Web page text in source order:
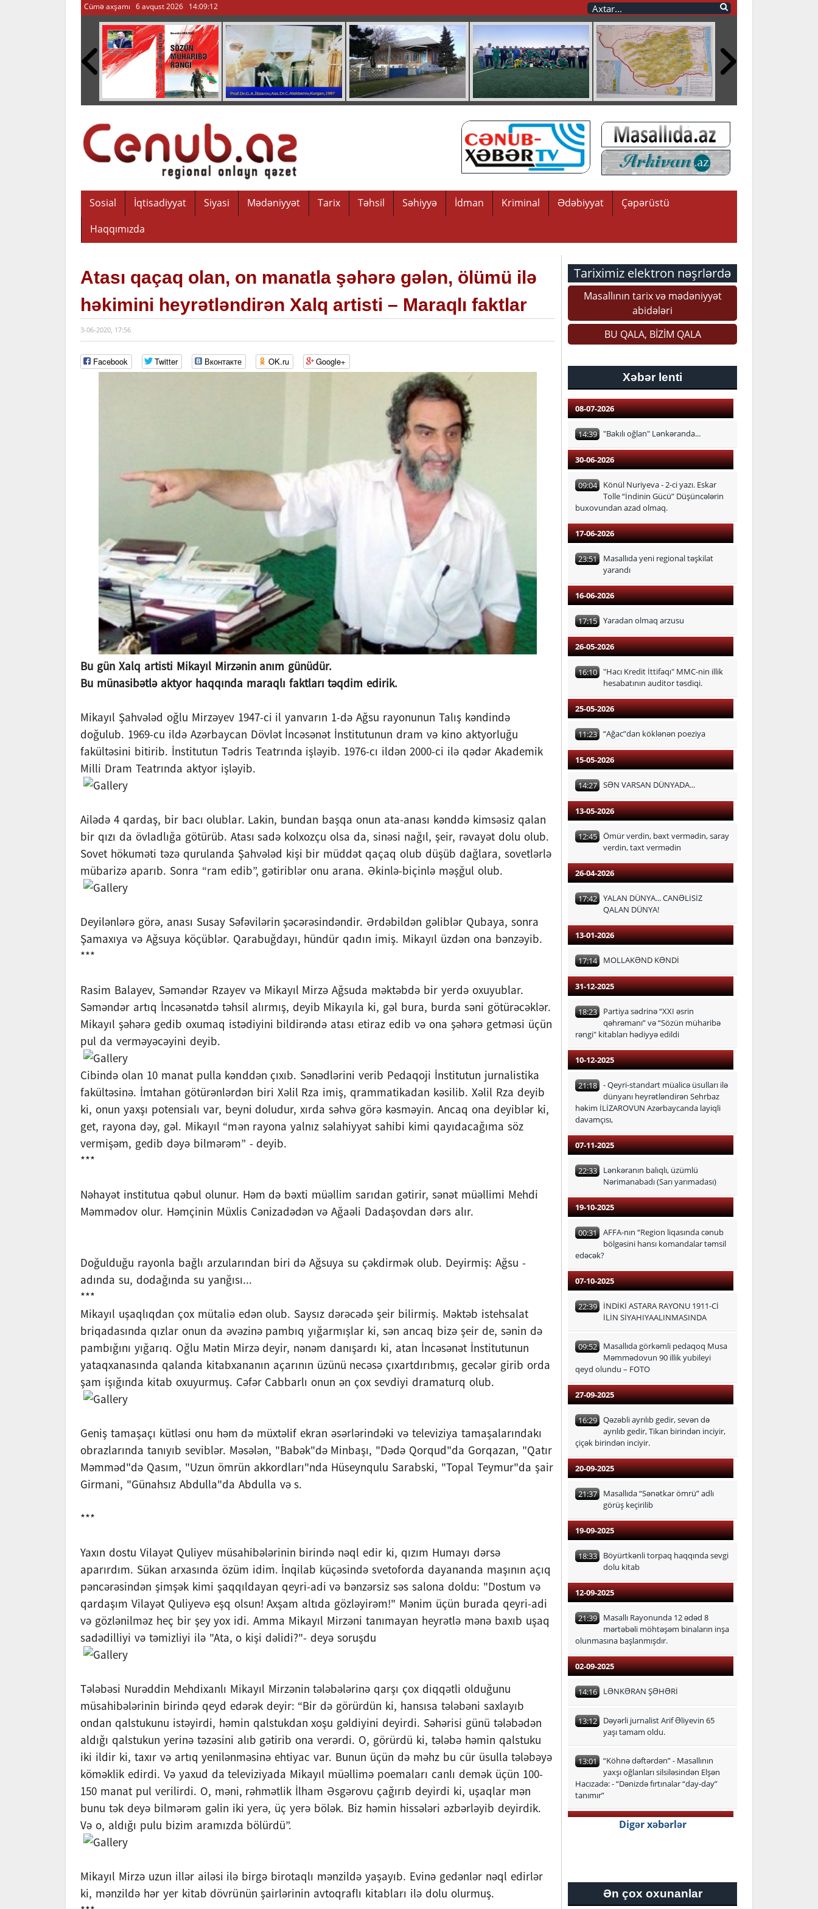
Cümə axşamı 6 avqust 2026 14:09:13
Sosial İqtisadiyyat Siyasi Mədəniyyət Tarix Təhsil Səhiyyə İdman Kriminal Ədəbiyyat
Çəpərüstü
Haqqımızda
Atası qaçaq olan, on manatla şəhərə gələn, ölümü ilə
həkimini heyrətləndirən Xalq artisti – Maraqlı faktlar
3-06-2020, 17:56
Facebook Twitter Вконтакте OK.ru Google+
Bu gün Xalq artisti Mikayıl Mirzənin anım günüdür.
Bu münasibətlə aktyor haqqında maraqlı faktları təqdim edirik.
Mikayıl Şahvələd oğlu Mirzəyev 1947-ci il yanvarın 1-də Ağsu rayonunun Talış kəndində
doğulub. 1969-cu ildə Azərbaycan Dövlət İncəsənət İnstitutunun dram və kino aktyorluğu
fakültəsini bitirib. İnstitutun Tədris Teatrında işləyib. 1976-cı ildən 2000-ci ilə qədər Akademik
Milli Dram Teatrında aktyor işləyib.
Ailədə 4 qardaş, bir bacı olublar. Lakin, bundan başqa onun ata-anası kənddə kimsəsiz qalan
bir qızı da övladlığa götürüb. Atası sadə kolxozçu olsa da, sinəsi nağıl, şeir, rəvayət dolu olub.
Sovet hökuməti təzə qurulanda Şahvələd kişi bir müddət qaçaq olub düşüb dağlara, sovetlərlə
mübarizə aparıb. Sonra “ram edib”, gətiriblər onu arana. Əkinlə-biçinlə məşğul olub.
Deyilənlərə görə, anası Susay Səfəvilərin şəcərəsindəndir. Ərdəbildən gəliblər Qubaya, sonra
Şamaxıya və Ağsuya köçüblər. Qarabuğdayı, hündür qadın imiş. Mikayıl üzdən ona bənzəyib.
***
Rasim Balayev, Səməndər Rzayev və Mikayıl Mirzə Ağsuda məktəbdə bir yerdə oxuyublar.
Səməndər artıq İncəsənətdə təhsil alırmış, deyib Mikayıla ki, gəl bura, burda səni götürəcəklər.
Mikayıl şəhərə gedib oxumaq istədiyini bildirəndə atası etiraz edib və ona şəhərə getməsi üçün
pul da verməyəcəyini deyib.
Cibində olan 10 manat pulla kənddən çıxıb. Sənədlərini verib Pedaqoji İnstitutun jurnalistika
fakültəsinə. İmtahan götürənlərdən biri Xəlil Rza imiş, qrammatikadan kəsilib. Xəlil Rza deyib
ki, onun yaxşı potensialı var, beyni doludur, xırda səhvə görə kəsməyin. Ancaq ona deyiblər ki,
get, rayona dəy, gəl. Mikayıl “mən rayona yalnız səlahiyyət sahibi kimi qayıdacağıma söz
vermişəm, gedib dəyə bilmərəm” - deyib.
***
Nəhayət institutua qəbul olunur. Həm də bəxti müəllim sarıdan gətirir, sənət müəllimi Mehdi
Məmmədov olur. Həmçinin Müxlis Cənizadədən və Ağaəli Dadaşovdan dərs alır.
Doğulduğu rayonla bağlı arzularından biri də Ağsuya su çəkdirmək olub. Deyirmiş: Ağsu -
adında su, dodağında su yanğısı...
***
Mikayıl uşaqlıqdan çox mütaliə edən olub. Saysız dərəcədə şeir bilirmiş. Məktəb istehsalat
briqadasında qızlar onun da əvəzinə pambıq yığarmışlar ki, sən ancaq bizə şeir de, sənin də
pambığını yığarıq. Oğlu Mətin Mirzə deyir, nənəm danışardı ki, atan İncəsənət İnstitutunun
yataqxanasında qalanda kitabxananın açarının üzünü necəsə çıxartdırıbmış, gecələr girib orda
şam işığında kitab oxuyurmuş. Cəfər Cabbarlı onun ən çox sevdiyi dramaturq olub.
Geniş tamaşaçı kütləsi onu həm də müxtəlif ekran əsərlərindəki və televiziya tamaşalarındakı
obrazlarında tanıyıb seviblər. Məsələn, "Babək"də Minbaşı, "Dədə Qorqud"da Gorqazan, "Qatır
Məmməd"də Qasım, "Uzun ömrün akkordları"nda Hüseynqulu Sarabski, "Topal Teymur"da şair
Girmani, "Günahsız Abdulla"da Abdulla və s.
***
Yaxın dostu Vilayət Quliyev müsahibələrinin birində nəql edir ki, qızım Humayı dərsə
aparırdım. Sükan arxasında özüm idim. İnqilab küçəsində svetoforda dayananda maşının açıq
pəncərəsindən şimşək kimi şaqqıldayan qeyri-adi və bənzərsiz səs salona doldu: "Dostum və
qardaşım Vilayət Quliyevə eşq olsun! Axşam altıda gözləyirəm!" Mənim üçün burada qeyri-adi
və gözlənilməz heç bir şey yox idi. Amma Mikayıl Mirzəni tanımayan heyrətlə mənə baxıb uşaq
sadədilliyi və təmizliyi ilə "Ata, o kişi dəlidi?"- deyə soruşdu
Tələbəsi Nurəddin Mehdixanlı Mikayıl Mirzənin tələbələrinə qarşı çox diqqətli olduğunu
müsahibələrinin birində qeyd edərək deyir: “Bir də görürdün ki, hansısa tələbəni saxlayıb
ondan qalstukunu istəyirdi, həmin qalstukdan xoşu gəldiyini deyirdi. Səhərisi günü tələbədən
aldığı qalstukun yerinə təzəsini alıb gətirib ona verərdi. O, görürdü ki, tələbə həmin qalstuku
iki ildir ki, taxır və artıq yenilənməsinə ehtiyac var. Bunun üçün də məhz bu cür üsulla tələbəyə
köməklik edirdi. Və yaxud da televiziyada Mikayıl müəllimə poemaları canlı demək üçün 100-
150 manat pul verilirdi. O, məni, rəhmətlik İlham Əsgərovu çağırıb deyirdi ki, uşaqlar mən
bunu tək deyə bilmərəm gəlin iki yerə, üç yerə bölək. Biz həmin hissələri əzbərləyib deyirdik.
Və o, aldığı pulu bizim aramızda bölürdü”.
Mikayıl Mirzə uzun illər ailəsi ilə birgə birotaqlı mənzildə yaşayıb. Evinə gedənlər nəql edirlər
ki, mənzildə hər yer kitab dövrünün şairlərinin avtoqraflı kitabları ilə dolu olurmuş.
Tariximiz elektron nəşrlərdə
Masallının tarix və mədəniyyət
abidələri
BU QALA, BİZİM QALA
Xəbər lenti
08-07-2026
14:39 "Bakılı oğlan" Lənkəranda...
30-06-2026
09:04
Könül Nuriyeva - 2-ci yazı. Eskar
Tolle “İndinin Gücü” Düşüncələrin
buxovundan azad olmaq.
17-06-2026
23:51
Masallıda yeni regional təşkilat
yarandı
16-06-2026
17:15 Yaradan olmaq arzusu
26-05-2026
16:10 "Hacı Kredit İttifaqı" MMC-nin illik
hesabatının auditor təsdiqi.
25-05-2026
11:23 “Ağac”dan köklənən poeziya
15-05-2026
14:27 SƏN VARSAN DÜNYADA...
13-05-2026
12:45 Ömür verdin, bəxt vermədin, saray
verdin, taxt vermədin
26-04-2026
17:42 YALAN DÜNYA... CANƏLİSİZ
QALAN DÜNYA!
13-01-2026
17:14 MOLLAKƏND KƏNDİ
31-12-2025
18:23
Partiya sədrinə “XXI əsrin
qəhrəmanı” və “Sözün müharibə
rəngi" kitabları hədiyyə edildi
10-12-2025
21:18 - Qeyri-standart müalicə üsulları ilə
dünyanı heyrətləndirən Sehrbaz
həkim İLİZAROVUN Azərbaycanda layiqli
davamçısı,
07-11-2025
22:33
Lənkəranın balıqlı, üzümlü
Nərimanabadı (Sarı yarımadası)
19-10-2025
00:31 AFFA-nın “Region liqasında cənub
bölgəsini hansı komandalar təmsil
edəcək?
07-10-2025
22:39
İNDİKİ ASTARA RAYONU 1911-Cİ
İLİN SİYAHIYAALINMASINDA
09:52
Masallıda görkəmli pedaqoq Musa
Məmmədovun 90 illik yubileyi
qeyd olundu – FOTO
27-09-2025
16:29 Qəzəbli ayrılıb gedir, sevən də
ayrılıb gedir, Tikan birindən inciyir,
çiçək birindən inciyir.
20-09-2025
21:37
Masallıda “Sənətkar ömrü” adlı
görüş keçirilib
19-09-2025
18:33
Böyürtkənli torpaq haqqında sevgi
dolu kitab
12-09-2025
21:39
Masallı Rayonunda 12 ədəd 8
mərtəbəli möhtəşəm binaların inşa
olunmasına başlanmışdır.
02-09-2025
14:16 LƏNKƏRAN ŞƏHƏRİ
13:12
Dəyərli jurnalist Arif Əliyevin 65
yaşı tamam oldu.
13:01 “Köhnə dəftərdən” - Masallının
yaxşı oğlanları silsiləsindən Elşən
Hacızadə: - “Dənizdə fırtınalar “day-day”
tanımır”
29-08-2025
27-08-2025
Digər xəbərlər
Ən çox oxunanlar